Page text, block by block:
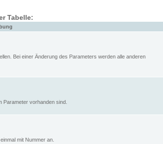
Tabelle:
Bei einer Änderung des Parameters werden alle anderen
vorhanden sind.
mit Nummer an.